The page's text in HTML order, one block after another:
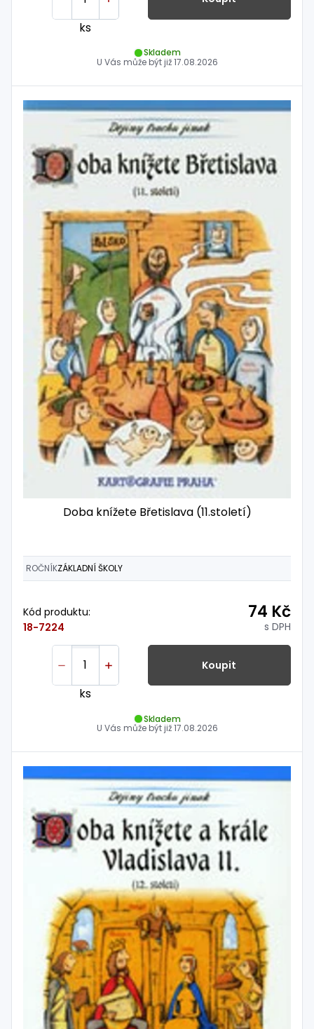
ks
Skladem
U Vás může být již17.08.2026
Doba knížete Břetislava (11.století)
ROČNÍKZÁKLADNÍ ŠKOLY
Kód produktu:
18-7224
74 Kč
s DPH
ks
Koupit
Skladem
U Vás může být již17.08.2026